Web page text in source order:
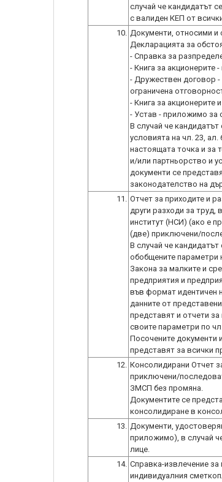
случай че кандидатът
с валиден КЕП от
10. Документи, относими и
Декларацията за
- Справка за
- Книга за акционерите
- Дружествен договор -
ограничена
- Книга за акционерите
- Устав - приложимо за
В случай че
условията на чл. 23,
настоящата точка и за
и/или партньорство и
документи се
законодателство на
11. Отчет за приходите и
други разходи за труд,
институт (НСИ) (ако е
(две) приключени/
В случай че
обобщените параметри
Закона за малките и
предприятия и
във формат идентичен
данните от
представят и отчети
своите параметри по
Посочените документи
12. Консолидирани Отчет
приключени/
ЗМСП без промяна.
Документите се
13. Документи,
приложимо), в случай
лице.
14. Справка-извлечение
индивидуалния